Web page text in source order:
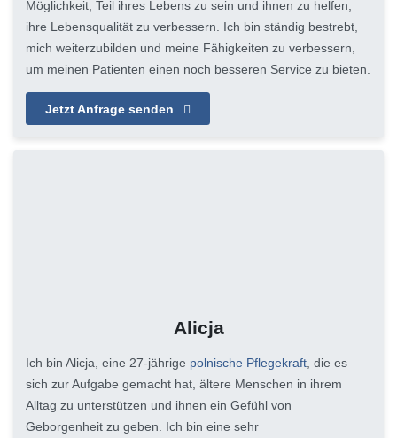
Möglichkeit, Teil ihres Lebens zu sein und ihnen zu helfen,
ihre Lebensqualität zu verbessern. Ich bin ständig bestrebt,
mich weiterzubilden und meine Fähigkeiten zu verbessern,
um meinen Patienten einen noch besseren Service zu bieten.
Jetzt Anfrage senden
Alicja
Ich bin Alicja, eine 27-jährige polnische Pflegekraft , die es
sich zur Aufgabe gemacht hat, ältere Menschen in ihrem
Alltag zu unterstützen und ihnen ein Gefühl von
Geborgenheit zu geben. Ich bin eine sehr